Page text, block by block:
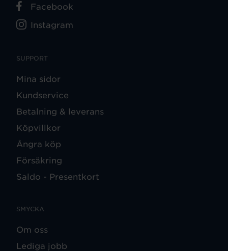
SUPPORT
Mina sidor
Kundservice
Betalning & leverans
Köpvillkor
Ångra köp
Försäkring
Saldo - Presentkort
SMYCKA
Om oss
Lediga jobb
Facebook
Instagram